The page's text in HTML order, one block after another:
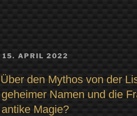
VERÖFFENTLICHT
15. APRIL 2022
Über den Mythos von der
geheimer Namen und die
antike Magie?